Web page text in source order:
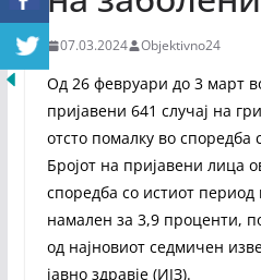
07.03.2024 Objektivno24
Од 26 февруари до 3 март
пријавени 641 случај на
отсто помалку во споредба
Бројот на пријавени лица
споредба со истиот
намален за 3,9 проценти,
од најновиот седмичен
јавно здравје (ИЈЗ).